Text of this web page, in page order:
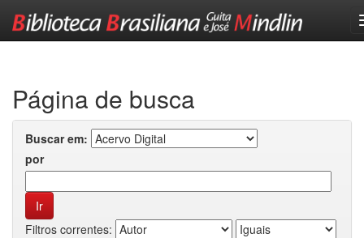
Página de busca
Buscar em:
por
Filtros correntes: